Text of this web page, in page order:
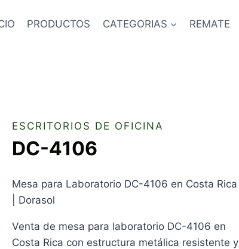
PRODUCTOS CATEGORIAS REMATE
ESCRITORIOS DE OFICINA
DC-4106
Mesa para Laboratorio DC-4106 en Costa Rica
| Dorasol
Venta de mesa para laboratorio DC-4106 en
Costa Rica con estructura metálica resistente y